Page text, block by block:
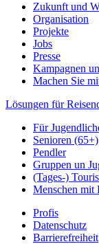
Zukunft und
Organisation
Projekte
Jobs
Presse
Kampagnen
Machen Sie
Lösungen für
Für
Senioren (65+)
Pendler
Gruppen un
(Tages-)
Menschen mit
Profis
Datenschutz
Barrierefreiheit